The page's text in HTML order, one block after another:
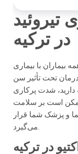
تیروئید
درترکیه
بیماران با بیماری
تحت تأثیر سن
دارید، شدت پرکاری
است بر سلامت
و پزشک شما قرار
می‌گیرد.
درترکیه